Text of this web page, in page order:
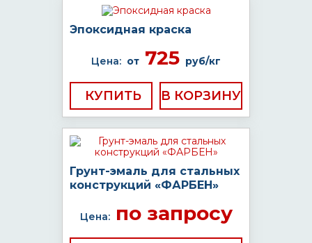
Эпоксидная краска
Цена: от 725 руб/кг
КУПИТЬ
Грунт-эмаль для стальных
конструкций «ФАРБЕН»
Цена:по запросу